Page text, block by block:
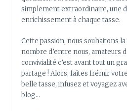
simplement extraordinaire, une
enrichissement à chaque tasse.
Cette passion, nous souhaitons
nombre d’entre nous, amateurs
convivialité c’est avant tout un
partage ! Alors, faîtes frémir
belle tasse, infusez et voyagez
blog…